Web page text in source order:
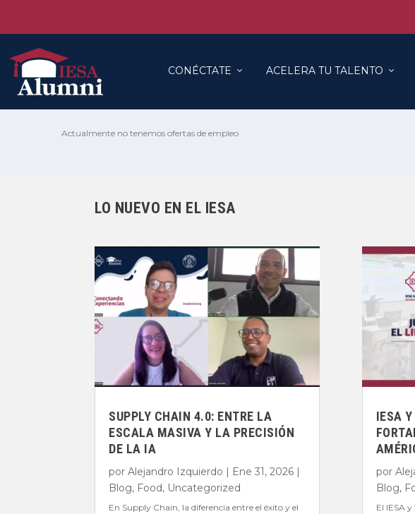
CONÉCTATE ACELERA TU TALENTO
Actualmente no tenemos ofertas de empleo
LO NUEVO EN EL IESA
SUPPLY CHAIN 4.0: ENTRE LA
ESCALA MASIVA Y LA PRECISIÓN
DE LA IA
porAlejandro Izquierdo | Ene 31, 2026 |
Blog, Food, Uncategorized
En Supply Chain, la diferencia entre el éxito y el
IESA
por
Blog,
El IESA